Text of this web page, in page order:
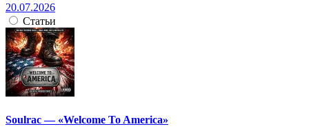
20.07.2026
Статьи
Soulrac — «Welcome To America»